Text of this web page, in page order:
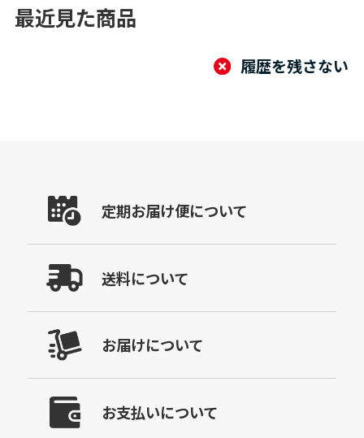
最近見た商品
履歴を残さない
定期お届け便について
送料について
お届けについて
お支払いについて